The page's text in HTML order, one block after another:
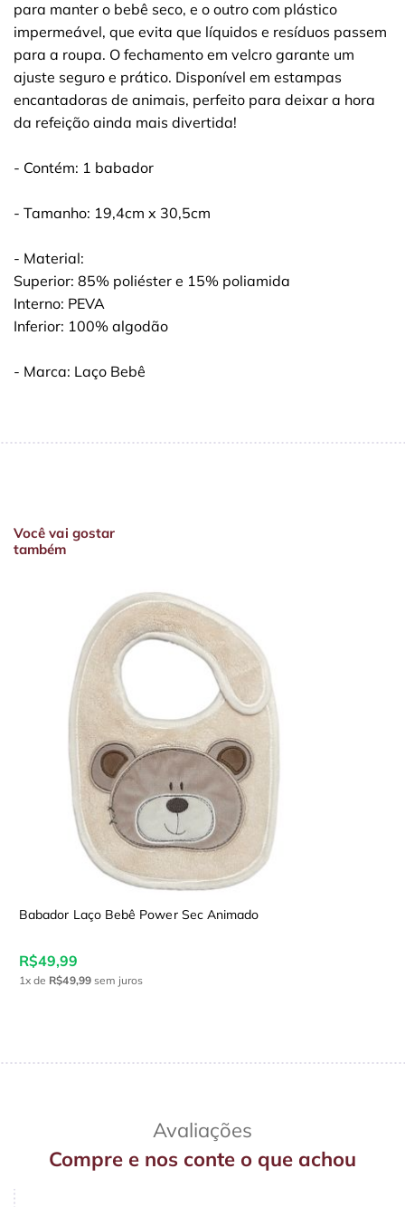
para manter o bebê seco, e o outro com plástico
impermeável, que evita que líquidos e resíduos passem
para a roupa. O fechamento em velcro garante um
ajuste seguro e prático. Disponível em estampas
encantadoras de animais, perfeito para deixar a hora
da refeição ainda mais divertida!
- Contém: 1 babador
- Tamanho: 19,4cm x 30,5cm
- Material:
Superior: 85% poliéster e 15% poliamida
Interno: PEVA
Inferior: 100% algodão
- Marca: Laço Bebê
Você vai gostar
também
Babador Laço Bebê Power Sec Animado
R$49,99
1x de R$49,99sem juros
Avaliações
Compre e nos conte o que achou